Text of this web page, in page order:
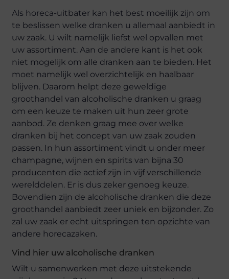
Als horeca-uitbater kan het best moeilijk zijn om
te beslissen welke dranken u allemaal aanbiedt in
uw zaak. U wilt namelijk liefst wel opvallen met
uw assortiment. Aan de andere kant is het ook
niet mogelijk om alle dranken aan te bieden. Het
moet namelijk wel overzichtelijk en haalbaar
blijven. Daarom helpt deze geweldige
groothandel van alcoholische dranken u graag
om een keuze te maken uit hun zeer grote
aanbod. Ze denken graag mee over welke
dranken bij het concept van uw zaak zouden
passen. In hun assortiment vindt u onder meer
champagne, wijnen en spirits van bijna 30
producenten die actief zijn in vijf verschillende
werelddelen. Er is dus zeker genoeg keuze.
Bovendien zijn de alcoholische dranken die deze
groothandel aanbiedt zeer uniek en bijzonder. Zo
zal uw zaak er echt uitspringen ten opzichte van
andere horecazaken.
Vind hier uw alcoholische dranken
Wilt u samenwerken met deze uitstekende